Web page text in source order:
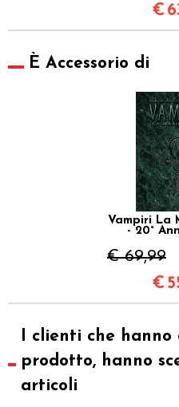
€
È Accessorio di
Vampiri La
- 20°
€ 69,99
€
I clienti che
prodotto, hanno
articoli